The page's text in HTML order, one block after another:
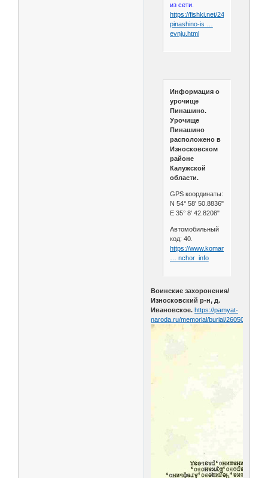
из сети.
https://fishki.net/2424959-
pinashino-is …
evnju.html
Информация о
урочище
Пинашино.
Урочище
Пинашино
расположено в
Износковском
районе
Калужской
области.
GPS координаты:
N 54° 58' 50.8836"
E 35° 8' 42.8208"
Автомобильный
код: 40.
https://www.komandirovka.ru/
… nchor_info
Воинские захоронения/
Износковский р-н, д.
Ивановское. https://pamyat-
naroda.ru/memorial/burial/260509714/